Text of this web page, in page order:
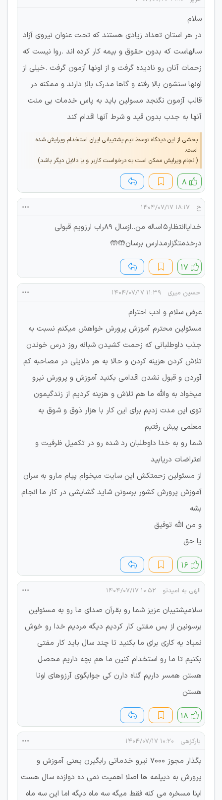
سلام
در هر استان تعداد زیادی هستند که تحت عنوان نیروی آزاد
سالهاست که بدون حقوق و بیمه کار کرده اند .روا نیست که
زحمات آنان رو نادیده گرفت و از اونها آزمون گرفت .خیلی از
اونها سنشون بالا رفته و گاها مدرک بالا دارند و ممکنه در
قالب آزمون نگنجد مسولین باید به پاس خدمات بی منت
آنها به جدب بدون قید و شرط آنها اقدام کند
بخشی از این دیدگاه توسط تیم پشتیبانی ایران استخدام ویرایش شده
است.
(انجام ویرایش ممکن است به درخواست کاربر و یا دلایل دیگر باشد)
۸
ح ۱۸:۱۷ ۱۴۰۴/۰۷/۱۷
خدایاانتظار15ساله من..ازسال 89راب ارزویم قبولی
درخدمتگزارمدارس برسان🤲🤲
۱۷
حسین میری ۱۱:۳۹ ۱۴۰۴/۰۷/۱۷
عرض سلام و ادب احترام
مسئولین محترم آموزش پرورش خواهش میکنم نسبت به
جذب داوطلبانی که زحمت کشیدن شبانه روز درس خوندن
تلاش کردن هزینه کردن و حالا به هر دلایلی در مصاحبه کم
آوردن و قبول نشدن اقدامی بکنید آموزش و پرورش نیرو
میخواد به والله ما هم تلاش و هزینه کردیم از زندگیمون
توی این مدت زدیم برای این کار با هزار ذوق و شوق به
معلمی پیش رفتیم
شما رو به خدا داوطلبان رد شده رو در تکمیل ظرفیت و
اعتراضات دریابید
از مسئولین زحمتکش این سایت میخوام پیام مارو به سران
آموزش پرورش کشور برسونن شاید گشایشی در کار ما انجام
بشه
و من الله توفیق
یا حق
۱۶
الهی به امیدتو ۱۰:۵۲ ۱۴۰۴/۰۷/۱۷
سلامپشتیبان عزیز شما رو بقرآن صدای ما رو به مسئولین
برسونین از بس مفتی کار کردیم دیگه مردیم خدا رو خوش
نمیاد یه کاری برای ما بکنید تا چند سال باید کار مفتی
بکنیم تا ما رو استخدام کنین ما هم بچه داریم محصل
هستن همسر داریم گناه دارن کی جوابگوی آرزوهای اونا
هستن
۱۸
بارکزهی ۱۰:۲۰ ۱۴۰۴/۰۷/۱۷
بگذار مجوز ۷۰۰۰ نیرو خدماتی رابگیرن یعنی آموزش و
پرورش به دیپلمه ها اصلا اهمیت نمی ده دوازده‌ سال هست
اینا مسخره می کنه فقط میگه سه ماه دیگه اما این سه ماه